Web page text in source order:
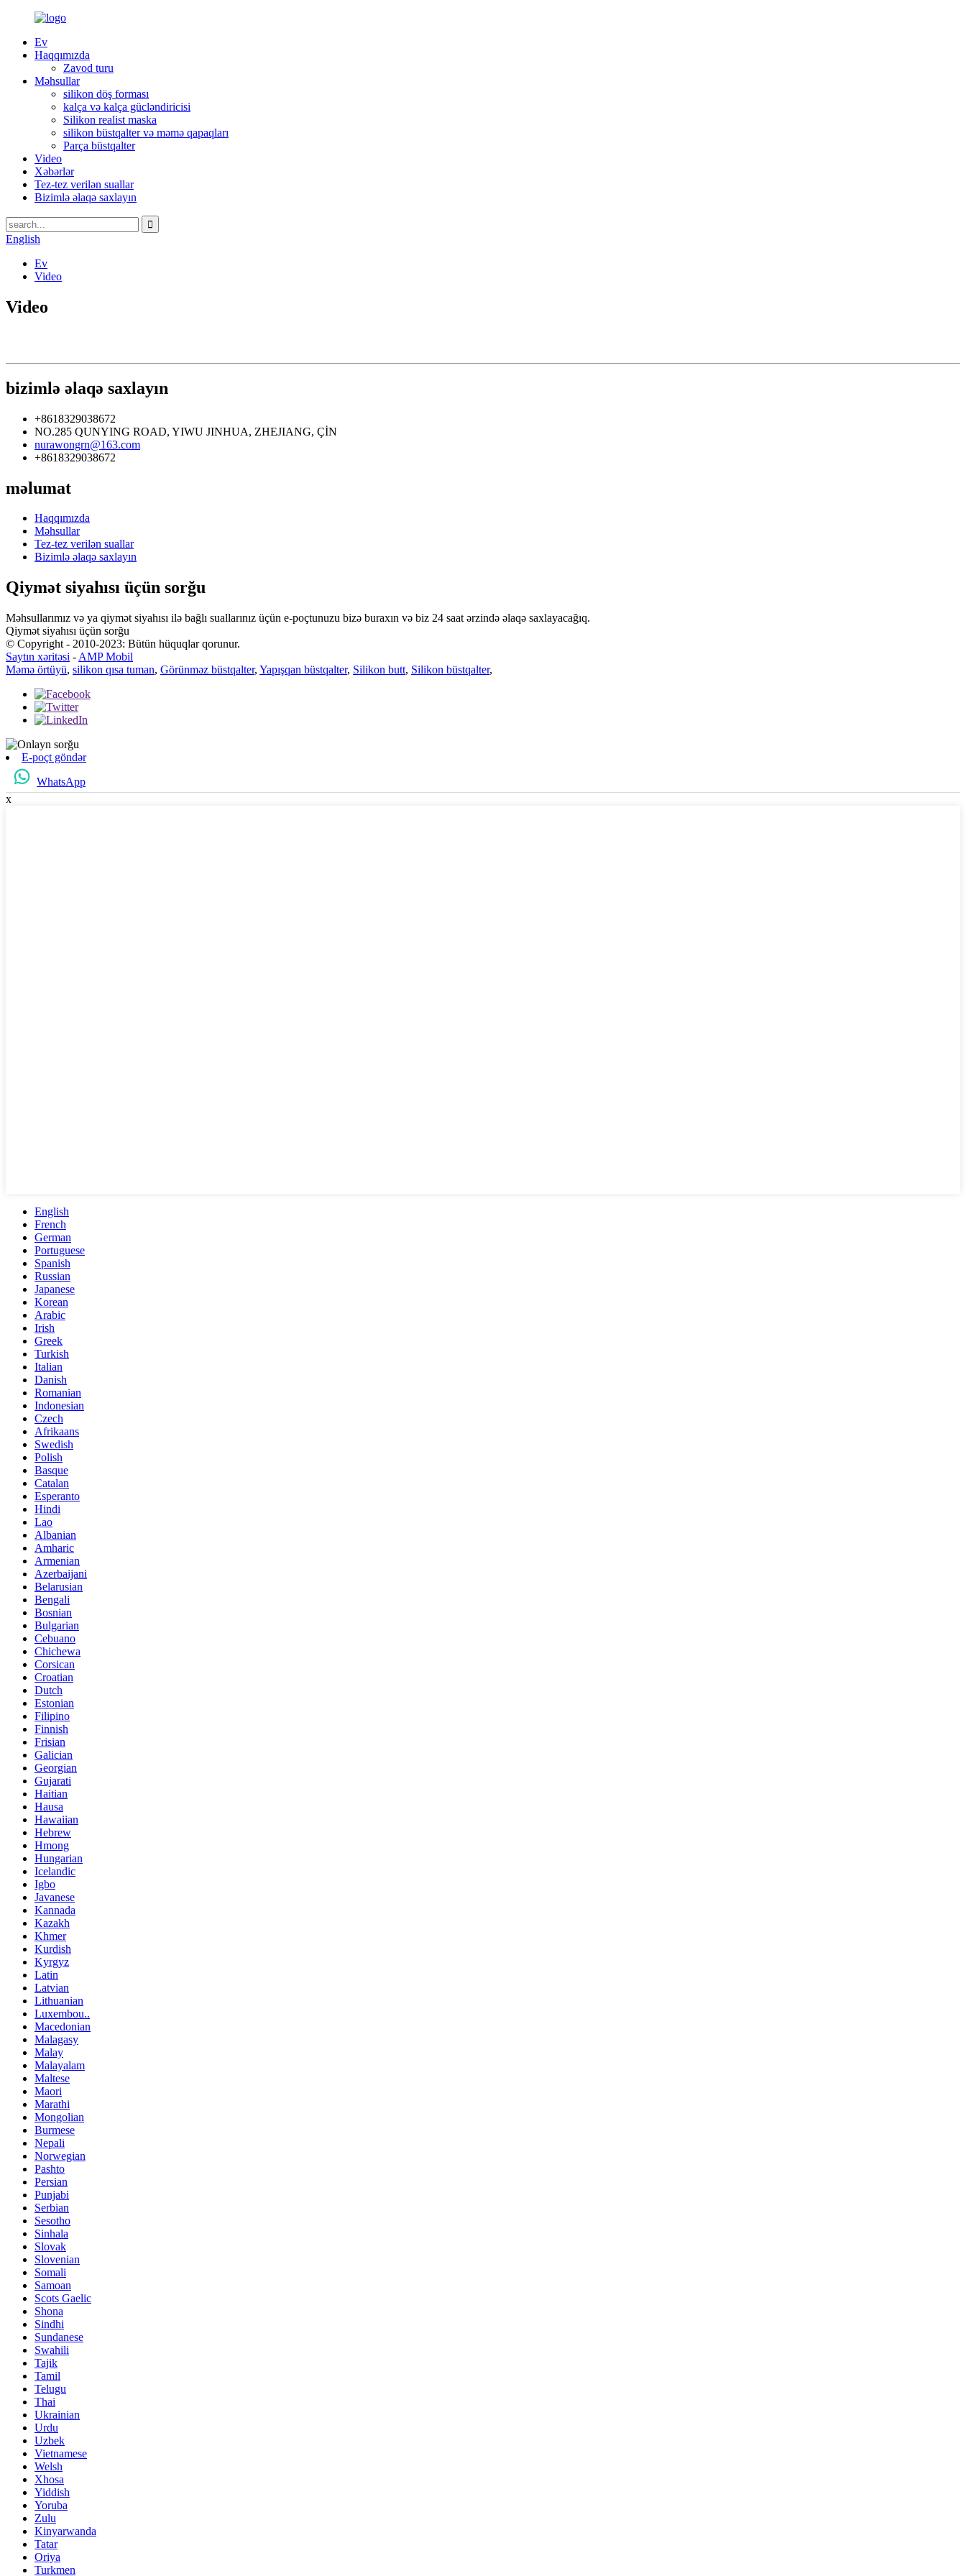
Ev
Haqqımızda
Zavod turu
Məhsullar
silikon döş forması
kalça və kalça gücləndiricisi
Silikon realist maska
silikon büstqalter və məmə qapaqları
Parça büstqalter
Video
Xəbərlər
Tez-tez verilən suallar
Bizimlə əlaqə saxlayın
English
Ev
Video
Video
bizimlə əlaqə saxlayın
+8618329038672
NO.285 QUNYING ROAD, YIWU JINHUA, ZHEJIANG, ÇİN
nurawongrn@163.com
+8618329038672
məlumat
Haqqımızda
Məhsullar
Tez-tez verilən suallar
Bizimlə əlaqə saxlayın
Qiymət siyahısı üçün sorğu
Məhsullarımız və ya qiymət siyahısı ilə bağlı suallarınız üçün e-poçtunuzu bizə buraxın və biz 24 saat ərzində əlaqə saxlayacağıq.
Qiymət siyahısı üçün sorğu
© Copyright - 2010-2023: Bütün hüquqlar qorunur.
Saytın xəritəsi - AMP Mobil
Məmə örtüyü, silikon qısa tuman, Görünməz büstqalter, Yapışqan büstqalter, Silikon butt, Silikon büstqalter,
E-poçt göndər
WhatsApp
x
English
French
German
Portuguese
Spanish
Russian
Japanese
Korean
Arabic
Irish
Greek
Turkish
Italian
Danish
Romanian
Indonesian
Czech
Afrikaans
Swedish
Polish
Basque
Catalan
Esperanto
Hindi
Lao
Albanian
Amharic
Armenian
Azerbaijani
Belarusian
Bengali
Bosnian
Bulgarian
Cebuano
Chichewa
Corsican
Croatian
Dutch
Estonian
Filipino
Finnish
Frisian
Galician
Georgian
Gujarati
Haitian
Hausa
Hawaiian
Hebrew
Hmong
Hungarian
Icelandic
Igbo
Javanese
Kannada
Kazakh
Khmer
Kurdish
Kyrgyz
Latin
Latvian
Lithuanian
Luxembou..
Macedonian
Malagasy
Malay
Malayalam
Maltese
Maori
Marathi
Mongolian
Burmese
Nepali
Norwegian
Pashto
Persian
Punjabi
Serbian
Sesotho
Sinhala
Slovak
Slovenian
Somali
Samoan
Scots Gaelic
Shona
Sindhi
Sundanese
Swahili
Tajik
Tamil
Telugu
Thai
Ukrainian
Urdu
Uzbek
Vietnamese
Welsh
Xhosa
Yiddish
Yoruba
Zulu
Kinyarwanda
Tatar
Oriya
Turkmen